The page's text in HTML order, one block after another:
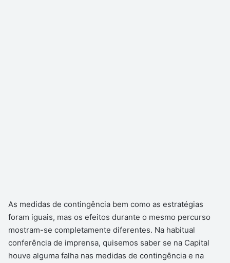
As medidas de contingência bem como as estratégias
foram iguais, mas os efeitos durante o mesmo percurso
mostram-se completamente diferentes. Na habitual
conferência de imprensa, quisemos saber se na Capital
houve alguma falha nas medidas de contingência e na